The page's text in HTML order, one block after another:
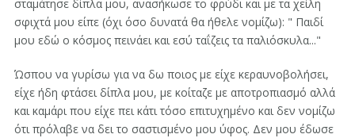
σταμάτησε δίπλα μου, ανασήκωσε το φρύδι και με τα χείλη
σφιχτά μου είπε (όχι όσο δυνατά θα ήθελε νομίζω): " Παιδί
μου εδώ ο κόσμος πεινάει και εσύ ταΐζεις τα παλιόσκυλα..."
Ώσπου να γυρίσω για να δω ποιος με είχε κεραυνοβολήσει,
είχε ήδη φτάσει δίπλα μου, με κοίταζε με αποτροπιασμό αλλά
και καμάρι που είχε πει κάτι τόσο επιτυχημένο και δεν νομίζω
ότι πρόλαβε να δει το σαστισμένο μου ύφος. Δεν μου έδωσε